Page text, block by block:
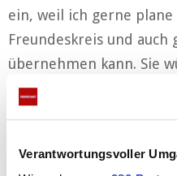
Verantwortungsvoller
ein, weil ich gerne
Freundeskreis und auch
übernehmen kann. Sie
dass ich ein sehr
bin.
Monogam oder „mir